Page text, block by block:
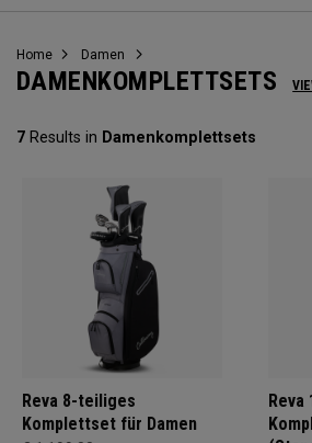
Callaway
Home Damen
DAMENKOMPLETTSETS
7 Results in Damenkomplettsets
Reva 8-teiliges
Komplettset für Damen